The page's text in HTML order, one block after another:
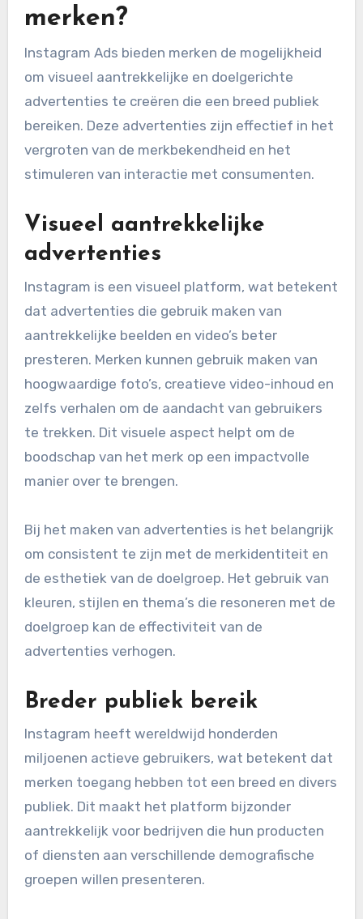
merken?
Instagram Ads bieden merken de mogelijkheid
om visueel aantrekkelijke en doelgerichte
advertenties te creëren die een breed publiek
bereiken. Deze advertenties zijn effectief in het
vergroten van de merkbekendheid en het
stimuleren van interactie met consumenten.
Visueel aantrekkelijke
advertenties
Instagram is een visueel platform, wat betekent
dat advertenties die gebruik maken van
aantrekkelijke beelden en video’s beter
presteren. Merken kunnen gebruik maken van
hoogwaardige foto’s, creatieve video-inhoud en
zelfs verhalen om de aandacht van gebruikers
te trekken. Dit visuele aspect helpt om de
boodschap van het merk op een impactvolle
manier over te brengen.
Bij het maken van advertenties is het belangrijk
om consistent te zijn met de merkidentiteit en
de esthetiek van de doelgroep. Het gebruik van
kleuren, stijlen en thema’s die resoneren met de
doelgroep kan de effectiviteit van de
advertenties verhogen.
Breder publiek bereik
Instagram heeft wereldwijd honderden
miljoenen actieve gebruikers, wat betekent dat
merken toegang hebben tot een breed en divers
publiek. Dit maakt het platform bijzonder
aantrekkelijk voor bedrijven die hun producten
of diensten aan verschillende demografische
groepen willen presenteren.